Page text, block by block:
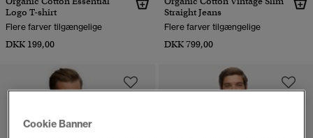
Logo T-shirt
Flere farver tilgængelige
DKK 199,00
Straight Jeans
Flere farver tilgængelige
DKK 799,00
Cookie Banner